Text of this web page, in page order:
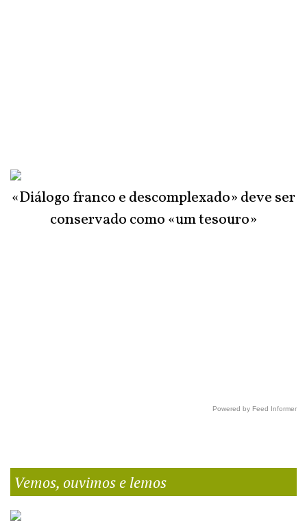
«Diálogo franco e descomplexado» deve ser
conservado como «um tesouro»
Powered by Feed Informer
Vemos, ouvimos e lemos